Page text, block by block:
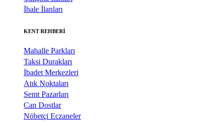
İhale İlanları
KENT REHBERİ
Mahalle Parkları
Taksi Durakları
İbadet Merkezleri
Atık Noktaları
Semt Pazarları
Can Dostlar
Nöbetçi Eczaneler